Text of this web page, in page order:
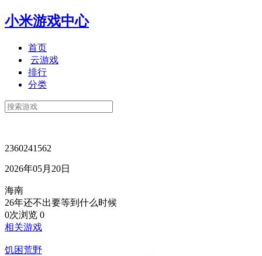
小米游戏中心
首页
云游戏
排行
分类
2360241562
2026年05月20日
海南
26年还不出要等到什么时候
0次浏览 0
相关游戏
饥困荒野